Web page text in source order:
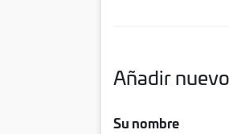
Añadir
Su nombre